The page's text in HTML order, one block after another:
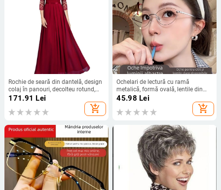
Rochie de seară din dantelă, design
colaj în panouri, decolteu rotund,
mâneci lungi, toamnă 2023, fustă
171.91 Lei
add_shopping_cart
Ochelari de lectură cu ramă
metalică, formă ovală, lentile din
policarbonat, protecție împotriva
45.98 Lei
add_shopping_cart